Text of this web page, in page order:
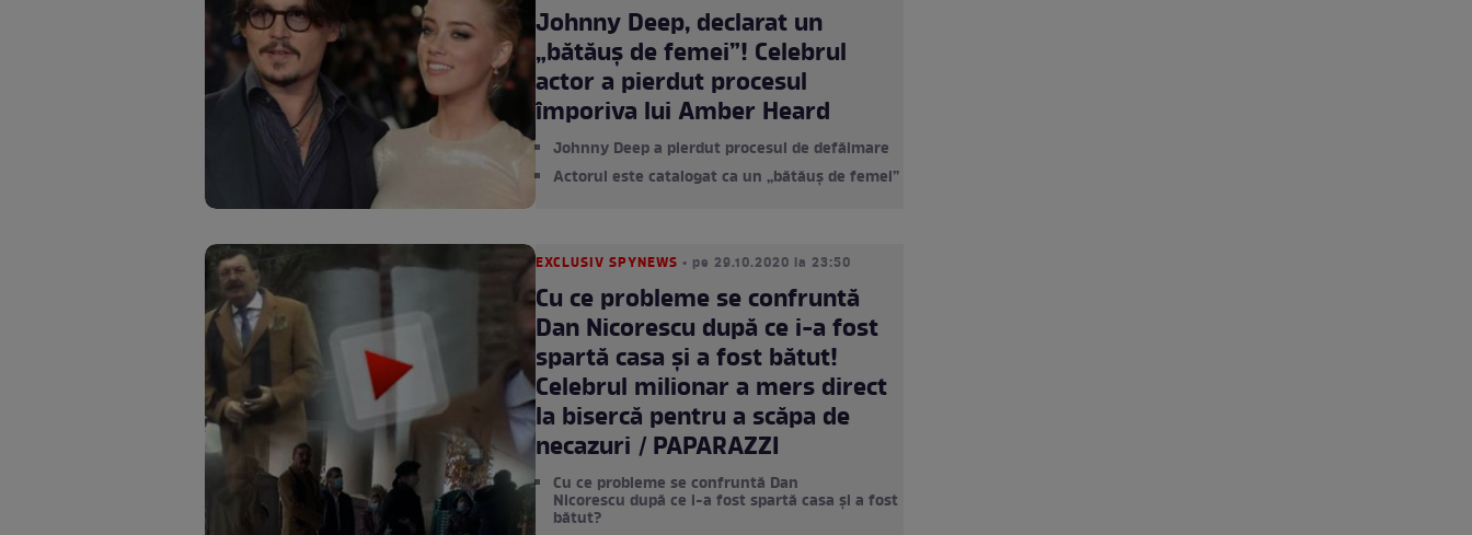
Johnny Deep, declarat un
„bătăuș de femei”! Celebrul
actor a pierdut procesul
împoriva lui Amber Heard
Johnny Deep a pierdut procesul de defăimare
Actorul este catalogat ca un „bătăuș de femei”
EXCLUSIV SPYNEWS • pe 29.10.2020 la 23:50
Cu ce probleme se confruntă
Dan Nicorescu după ce i-a fost
spartă casa și a fost bătut!
Celebrul milionar a mers direct
la bisercă pentru a scăpa de
necazuri / PAPARAZZI
Cu ce probleme se confruntă Dan
Nicorescu după ce i-a fost spartă casa și a fost
bătut?